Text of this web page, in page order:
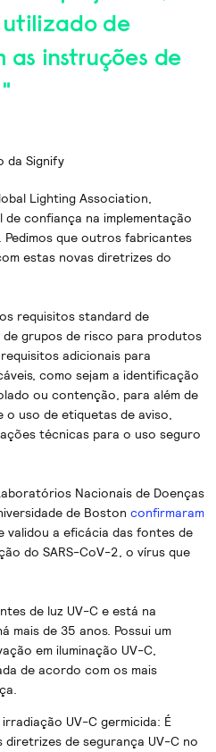
de
as instruções de
da Signify
Lighting Association,
confiança na implementação
que outros fabricantes
estas novas diretrizes do
requisitos standard de
grupos de risco para produtos
adicionais para
como sejam a identificação
ou contenção, para além de
uso de etiquetas de aviso,
técnicas para o uso seguro
Nacionais de Doenças
de Boston confirmaram
validou a eficácia das fontes de
do SARS-CoV-2, o vírus que
de luz UV-C e está na
mais de 35 anos. Possui um
em iluminação UV-C,
de acordo com os mais
UV-C germicida: É
diretrizes de segurança UV-C no